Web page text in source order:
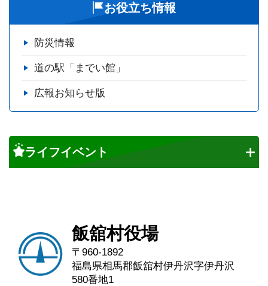
お役立ち情報
防災情報
道の駅「までい館」
広報お知らせ版
ライフイベント
飯舘村役場
〒960-1892
福島県相馬郡飯舘村伊丹沢字伊丹沢
580番地1